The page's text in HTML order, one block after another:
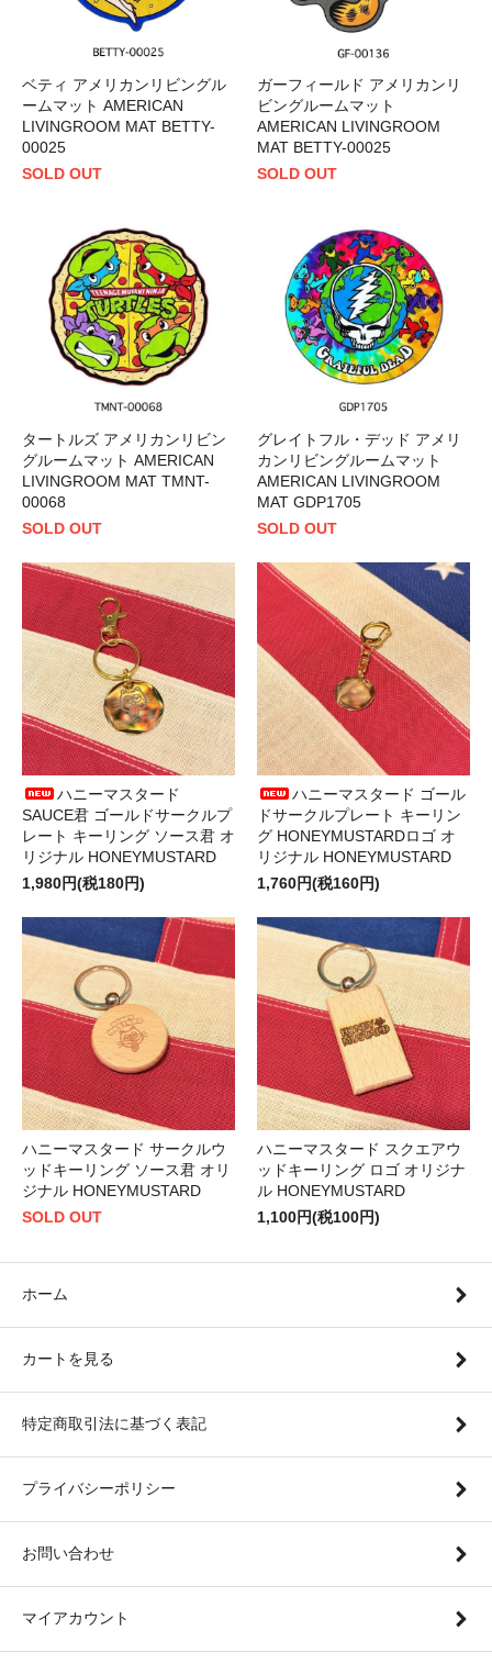
ベティ アメリカンリビングル
ームマット AMERICAN
LIVINGROOM MAT BETTY-
00025
SOLD OUT
ガーフィールド アメリカンリ
ビングルームマット
AMERICAN LIVINGROOM
MAT BETTY-00025
SOLD OUT
タートルズ アメリカンリビン
グルームマット AMERICAN
LIVINGROOM MAT TMNT-
00068
SOLD OUT
グレイトフル・デッド アメリ
カンリビングルームマット
AMERICAN LIVINGROOM
MAT GDP1705
SOLD OUT
ハニーマスタード
SAUCE君 ゴールドサークルプ
レート キーリング ソース君 オ
リジナル HONEYMUSTARD
1,980円(税180円)
ハニーマスタード ゴール
ドサークルプレート キーリン
グ HONEYMUSTARDロゴ オ
リジナル HONEYMUSTARD
1,760円(税160円)
ハニーマスタード サークルウ
ッドキーリング ソース君 オリ
ジナル HONEYMUSTARD
SOLD OUT
ハニーマスタード スクエアウ
ッドキーリング ロゴ オリジナ
ル HONEYMUSTARD
1,100円(税100円)
ホーム
カートを見る
特定商取引法に基づく表記
プライバシーポリシー
お問い合わせ
マイアカウント